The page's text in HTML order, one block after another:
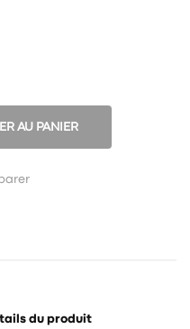
AU PANIER
du produit